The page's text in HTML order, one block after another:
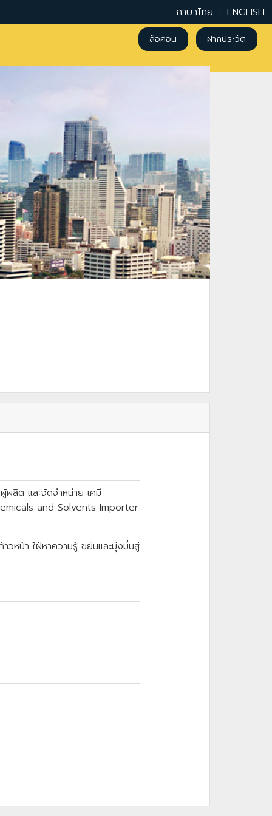
ภาษาไทย ENGLISH
ล็อคอิน ฝากประวัติ
ลิต และจัดจำหน่าย เคมี
and Solvents Importer
หน้า ใฝ่หาความรู้ ขยันและมุ่งมั่นสู่